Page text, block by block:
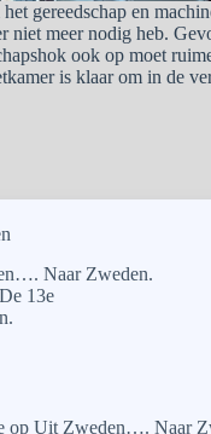
gereedschap en
niet meer nodig heb.
ook op moet
is klaar om in de
Naar Zweden.
13e
op Uit Zweden…. Naar